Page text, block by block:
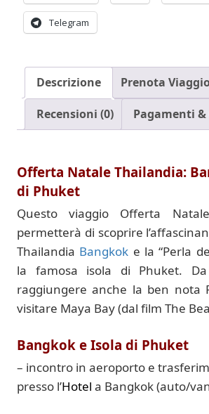
Telegram
Descrizione Prenota
Recensioni (0) Pagamenti
Offerta Natale Thailandia:
di Phuket
Questo viaggio Offerta
permetterà di scoprire
Thailandia Bangkok e la “Perla
la famosa isola di Phuket.
raggiungere anche la ben nota
visitare Maya Bay (dal film The
Bangkok e Isola di Phuket
– incontro in aeroporto e
presso l’Hotel a Bangkok (auto/